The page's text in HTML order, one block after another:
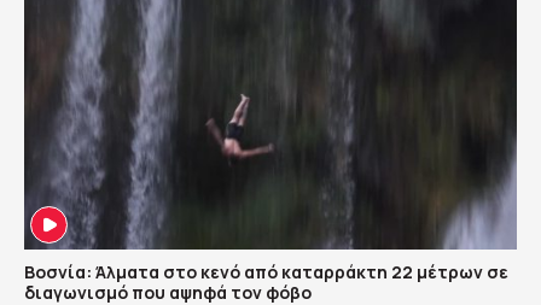
Βοσνία: Άλματα στο κενό από καταρράκτη 22 μέτρων σε
διαγωνισμό που αψηφά τον φόβο